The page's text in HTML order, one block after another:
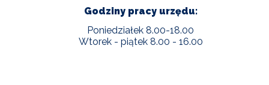
Godziny pracy urzędu:
Poniedziałek 8.00-18.00
Wtorek - piątek 8.00 - 16.00